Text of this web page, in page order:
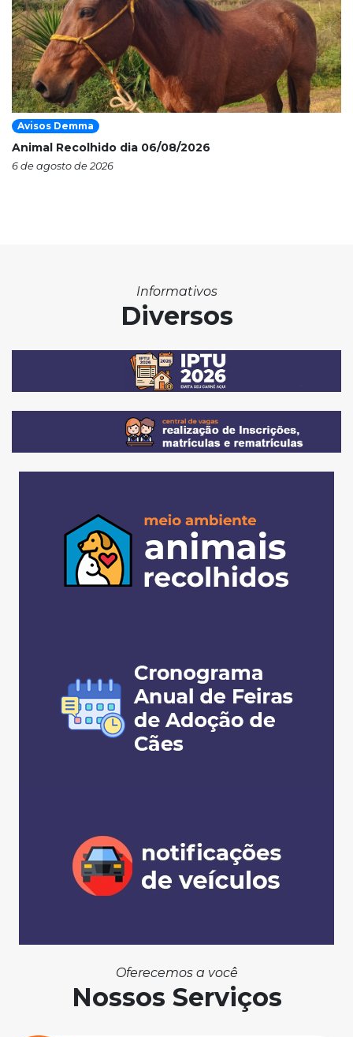
Avisos Demma
Animal Recolhido dia 06/08/2026
6 de agosto de 2026
Informativos
Diversos
Oferecemos a você
Nossos Serviços